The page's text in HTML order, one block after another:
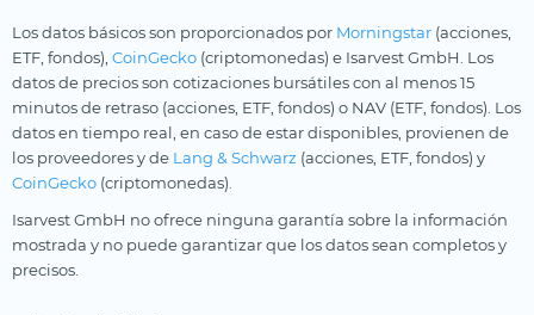
Los datos básicos son proporcionados por Morningstar (acciones,
ETF, fondos), CoinGecko (criptomonedas) e Isarvest GmbH. Los
datos de precios son cotizaciones bursátiles con al menos 15
minutos de retraso (acciones, ETF, fondos) o NAV (ETF, fondos). Los
datos en tiempo real, en caso de estar disponibles, provienen de
los proveedores y de Lang & Schwarz (acciones, ETF, fondos) y
CoinGecko (criptomonedas).
Isarvest GmbH no ofrece ninguna garantía sobre la información
mostrada y no puede garantizar que los datos sean completos y
precisos.